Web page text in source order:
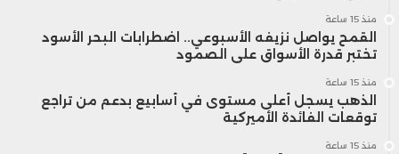
منذ 15 ساعة
القمح يواصل نزيفه الأسبوعي.. اضطرابات البحر الأسود
تختبر قدرة الأسواق على الصمود
منذ 15 ساعة
الذهب يسجل أعلى مستوى في أسابيع بدعم من تراجع
توقعات الفائدة الأميركية
منذ 15 ساعة